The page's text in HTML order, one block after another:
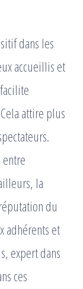
dans les
accueillis et
attire plus
entre
la
du
adhérents et
expert dans
ces